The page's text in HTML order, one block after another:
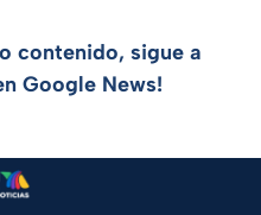
contenido, sigue a
Google News!